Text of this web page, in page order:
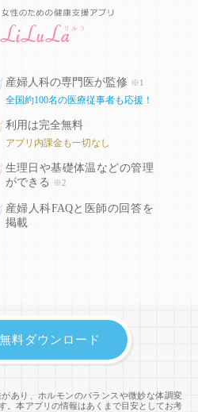
産婦人科の専門医が監修 ※1
全国約100名の医療従事者も応援！
利用は完全無料
アプリ内課金も一切なし
生理日や基礎体温などの管理
ができる
※2
産婦人科FAQと医師の回答を
掲載
あり、ホルモンのバランスや微妙な体調変
。本アプリの情報はあくまで目安としてお考
料ダウンロード